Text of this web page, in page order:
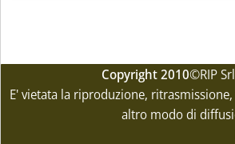
Copyright 2010©RIP
E' vietata la riproduzione,
altro modo di